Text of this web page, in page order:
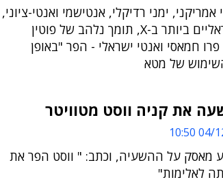
ימני רדיקלי, אנטישמי ואנטי-ציוני,
מהמשתמשים הוויראליים ביותר ב-X, תומך נלהב של פוטין
פרו חמאסי ואנטי ישראלי - הפר "באופן
של מטא
את קניה ווסט מטוויטר
04/12/
מאסק על ההשעיה, וכתב: " ווסט הפר את
לאלימות"